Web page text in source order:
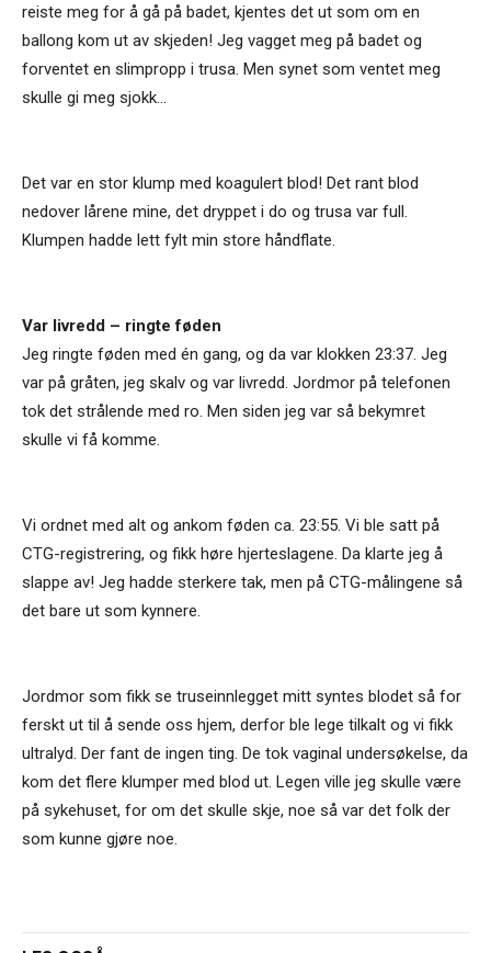
reiste meg for å gå på badet, kjentes det ut som om en
ballong kom ut av skjeden! Jeg vagget meg på badet og
forventet en slimpropp i trusa. Men synet som ventet meg
skulle gi meg sjokk...
Det var en stor klump med koagulert blod! Det rant blod
nedover lårene mine, det dryppet i do og trusa var full.
Klumpen hadde lett fylt min store håndflate.
Var livredd – ringte føden
Jeg ringte føden med én gang, og da var klokken 23:37. Jeg
var på gråten, jeg skalv og var livredd. Jordmor på telefonen
tok det strålende med ro. Men siden jeg var så bekymret
skulle vi få komme.
Vi ordnet med alt og ankom føden ca. 23:55. Vi ble satt på
CTG-registrering, og fikk høre hjerteslagene. Da klarte jeg å
slappe av! Jeg hadde sterkere tak, men på CTG-målingene så
det bare ut som kynnere.
Jordmor som fikk se truseinnlegget mitt syntes blodet så for
ferskt ut til å sende oss hjem, derfor ble lege tilkalt og vi fikk
ultralyd. Der fant de ingen ting. De tok vaginal undersøkelse, da
kom det flere klumper med blod ut. Legen ville jeg skulle være
på sykehuset, for om det skulle skje, noe så var det folk der
som kunne gjøre noe.